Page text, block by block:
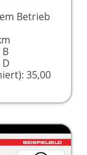
Betrieb
B
D
35,00